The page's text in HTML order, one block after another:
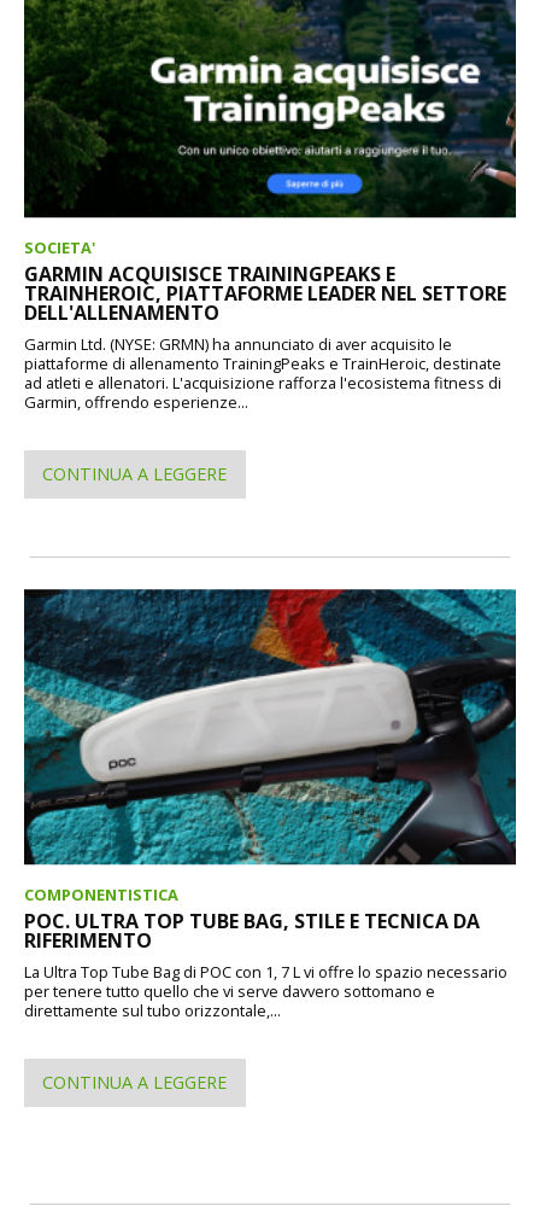
SOCIETA'
GARMIN ACQUISISCE TRAININGPEAKS E
TRAINHEROIC, PIATTAFORME LEADER NEL SETTORE
DELL'ALLENAMENTO
Garmin Ltd. (NYSE: GRMN) ha annunciato di aver acquisito le
piattaforme di allenamento TrainingPeaks e TrainHeroic, destinate
ad atleti e allenatori. L'acquisizione rafforza l'ecosistema fitness di
Garmin, offrendo esperienze...
CONTINUA A LEGGERE
COMPONENTISTICA
POC. ULTRA TOP TUBE BAG, STILE E TECNICA DA
RIFERIMENTO
La Ultra Top Tube Bag di POC con 1, 7 L vi offre lo spazio necessario
per tenere tutto quello che vi serve davvero sottomano e
direttamente sul tubo orizzontale,...
CONTINUA A LEGGERE